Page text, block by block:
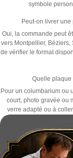
symbole
Peut-on livrer
Oui, la commande peut
vers Montpellier, Béziers,
de vérifier le format
Quelle plaque
Pour un columbarium ou
court, photo gravée ou
verre adapté ou à